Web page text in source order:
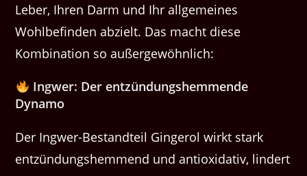
Leber, Ihren Darm und Ihr allgemeines
Wohlbefinden abzielt. Das macht diese
Kombination so außergewöhnlich:
Ingwer: Der entzündungshemmende
Dynamo
Der Ingwer-Bestandteil Gingerol wirkt stark
entzündungshemmend und antioxidativ, lindert